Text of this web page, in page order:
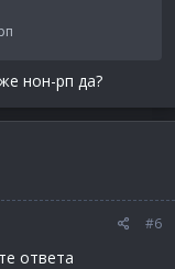
нон-рп да?
#6
ответа